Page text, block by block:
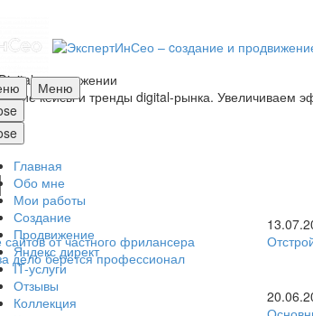
Меню
Главная
Обо мне
Мои работы
Создание
Продвижение
Яндекс директ
IT-услуги
Отзывы
Коллекция
и статьи
продвижении
кейсы и тренды digital-рынка. Увеличиваем
от частного фрилансера
дело берётся профессионал